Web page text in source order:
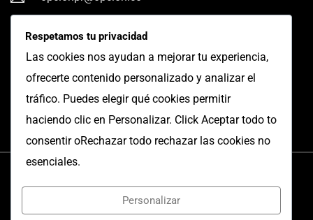
Síguenos en Linkedin
Respetamos tu privacidad
Las cookies nos ayudan a mejorar tu experiencia,
ofrecerte contenido personalizado y analizar el
tráfico. Puedes elegir qué cookies permitir
haciendo clic en Personalizar. Click Aceptar todo to
consentir oRechazar todo rechazar las cookies no
esenciales.
Personalizar